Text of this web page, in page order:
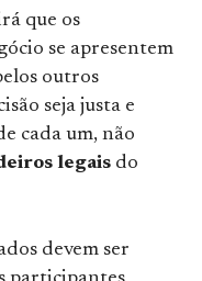
que os
se apresentem
outros
seja justa e
cada um, não
legais do
devem ser